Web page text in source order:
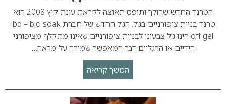
הטרנד החדש שהולך ותופס תאוצה לקראת עונת קיץ 2008 הוא
טרנד בניית ציפורניים בג’ל. הג’ל החדש של חברת ibd – bio soak
off gel הינו ג’ל צבעוני לבניית ציפורניים שאינו מתקלף מציפורני
הידיים או הרגליים דבר המאפשר שמירה על מראה…
המשך קריאה